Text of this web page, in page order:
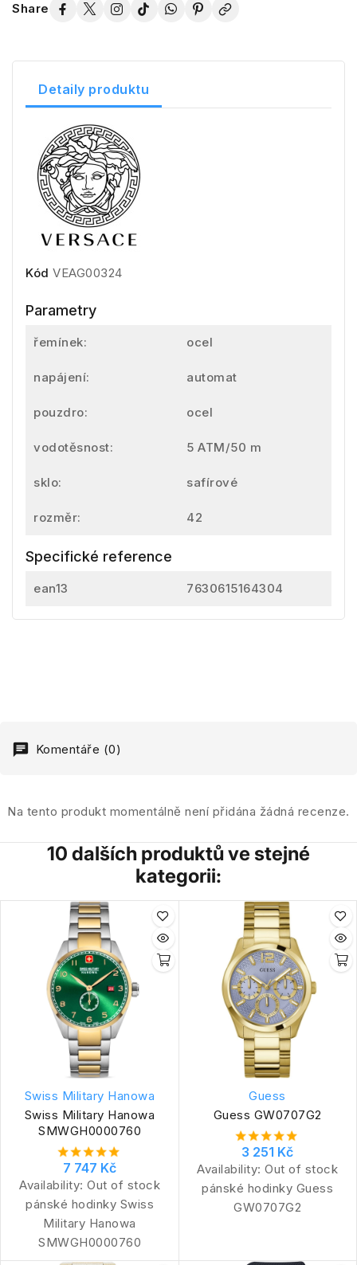
Share
Detaily produktu
Kód VEAG00324
Parametry
řemínek: ocel
napájení: automat
pouzdro: ocel
vodotěsnost: 5 ATM/50 m
sklo: safírové
rozměr: 42
Specifické reference
ean13 7630615164304
Komentáře (0)
Na tento produkt momentálně není přidána žádná recenze.
10 dalších produktů ve stejné
kategorii:
Swiss Military Hanowa
Swiss Military Hanowa
SMWGH0000760
7 747 Kč
Availability: Out of stock
pánské hodinky Swiss
Military Hanowa
SMWGH0000760
Guess
Guess GW0707G2
3 251 Kč
Availability: Out of stock
pánské hodinky Guess
GW0707G2